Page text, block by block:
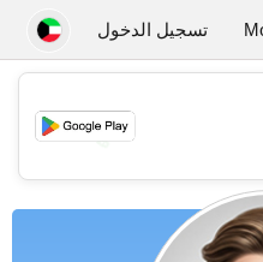
تسجيل الدخول
💖
💕